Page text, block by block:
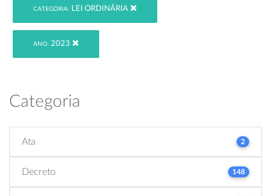
CATEGORIA: LEI ORDINÁRIA
ANO: 2023
Categoria
Ata 2
Decreto 148